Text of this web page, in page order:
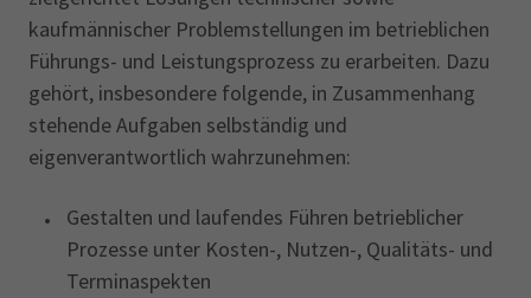
kaufmännischer Problemstellungen im betrieblichen
Führungs- und Leistungsprozess zu erarbeiten. Dazu
gehört, insbesondere folgende, in Zusammenhang
stehende Aufgaben selbständig und
eigenverantwortlich wahrzunehmen:
Gestalten und laufendes Führen betrieblicher
Prozesse unter Kosten-, Nutzen-, Qualitäts- und
Terminaspekten